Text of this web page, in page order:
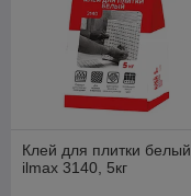
Клей для плитки белый
ilmax 3140, 5кг